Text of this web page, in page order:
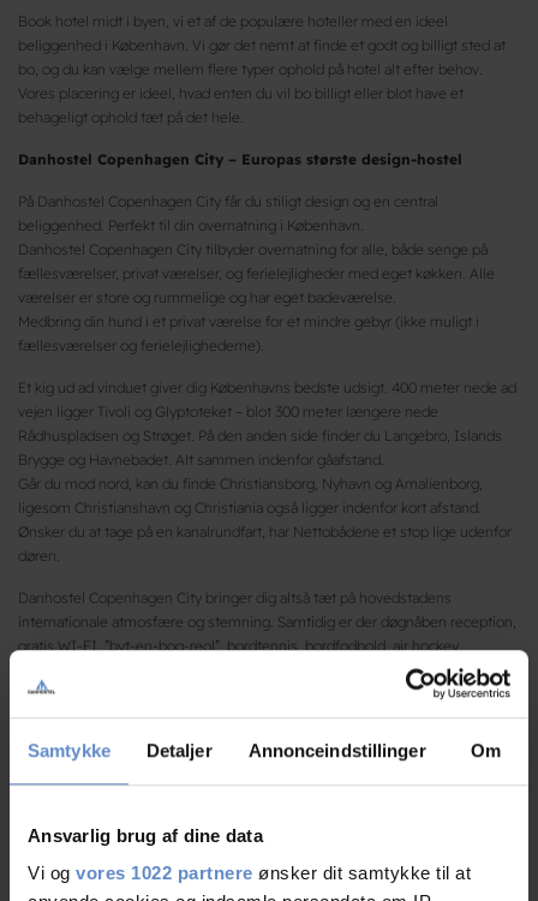
Samtykke Detaljer Annonceindstillinger Om
Ansvarlig brug af dine data
Vi og vores 1022 partnere ønsker dit samtykke til at
Book hotel midt i byen, vi et af de populære hoteller med en ideel
beliggenhed i København. Vi gør det nemt at finde et godt og billigt sted at
bo, og du kan vælge mellem flere typer ophold på hotel alt efter behov.
Vores placering er ideel, hvad enten du vil bo billigt eller blot have et
behageligt ophold tæt på det hele.
Danhostel Copenhagen City – Europas største design-hostel
På Danhostel Copenhagen City får du stiligt design og en central
beliggenhed. Perfekt til din overnatning i København.
Danhostel Copenhagen City tilbyder overnatning for alle, både senge på
fællesværelser, privat værelser, og ferielejligheder med eget køkken. Alle
værelser er store og rummelige og har eget badeværelse.
Medbring din hund i et privat værelse for et mindre gebyr (ikke muligt i
fællesværelser og ferielejlighederne).
Et kig ud ad vinduet giver dig Københavns bedste udsigt. 400 meter nede ad
vejen ligger Tivoli og Glyptoteket – blot 300 meter længere nede
Rådhuspladsen og Strøget. På den anden side finder du Langebro, Islands
Brygge og Havnebadet. Alt sammen indenfor gåafstand.
Går du mod nord, kan du finde Christiansborg, Nyhavn og Amalienborg,
ligesom Christianshavn og Christiania også ligger indenfor kort afstand.
Ønsker du at tage på en kanalrundfart, har Nettobådene et stop lige udenfor
døren.
Danhostel Copenhagen City bringer dig altså tæt på hovedstadens
internationale atmosfære og stemning. Samtidig er der døgnåben reception,
gratis WI-FI, ”byt-en-bog-reol”, bordtennis, bordfodbold, air hockey,
legehjørne, og en lækker morgenmad mellem 07.00 og 10.00 alle ugens
dage.
snacks og forfriskninger til en god pris. Her er der også ofte live musik og
events for alle.
Overnat med stil i København på et af Europas største design-hostel –
Danhostel Copenhagen City.